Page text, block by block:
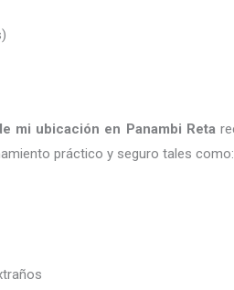
mi ubicación en Panambi Reta
práctico y seguro tales como: